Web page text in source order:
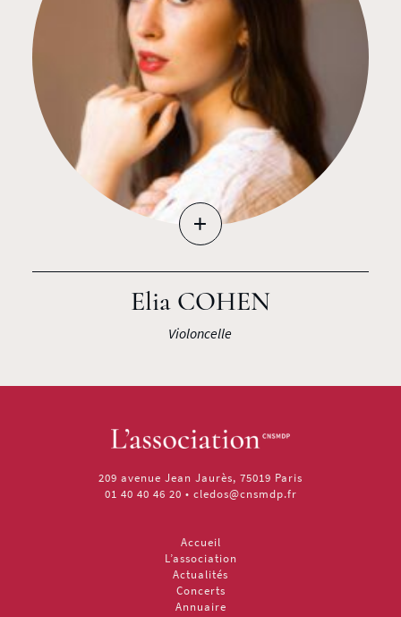
+
Elia COHEN
Violoncelle
209 avenue Jean Jaurès, 75019 Paris
01 40 40 46 20 • cledos@cnsmdp.fr
Accueil
L’association
Actualités
Concerts
Annuaire